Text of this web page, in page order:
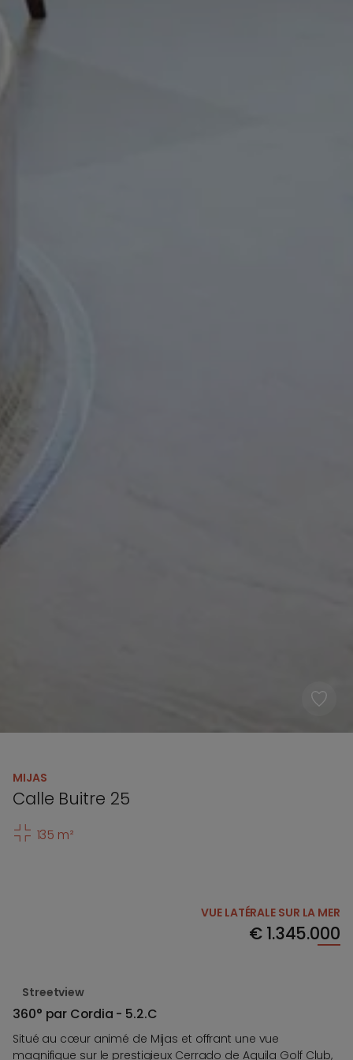
MIJAS
Calle Buitre 25
135 m²
VUE LATÉRALE SUR LA MER
€1.345.000
Streetview
360° par Cordia - 5.2.C
Situé au cœur animé de Mijas et offrant une vue
magnifique sur le prestigieux Cerrado de Aguila Golf Club,